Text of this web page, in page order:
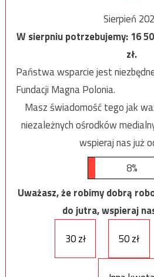
Sierpień
W sierpniu potrzebujemy:16
zł.
Państwa wsparcie jest
Fundacji Magna Polonia.
Masz świadomość tego jak
niezależnych ośrodków
wspieraj nas już
8%
Uważasz, że robimy dobrą
do jutra, wspieraj
30 zł
50 zł